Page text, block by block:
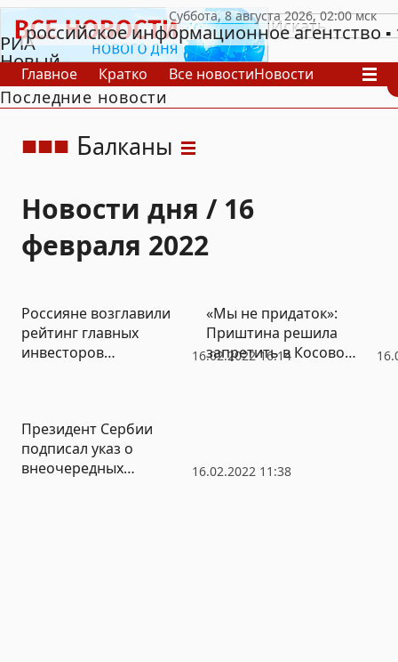
РИА
Новый
День
российское информационное агентство
Главное Кратко Все новостиНовости
В России
В мире
Последние новости
Балканы
Новости дня / 16
февраля 2022
16.02.2022 16:14
Россияне возглавили
рейтинг главных
инвесторов
«Мы не придаток»:
Приштина решила
запретить в Косово
16.02.2022 11:38
Президент Сербии
подписал указ о
внеочередных